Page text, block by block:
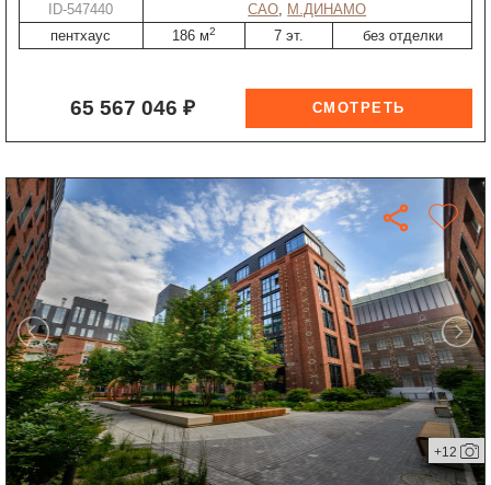
ID-547440 САО, М.ДИНАМО
пентхаус
186 м2 7 эт. без отделки
65 567 046 ₽
+12